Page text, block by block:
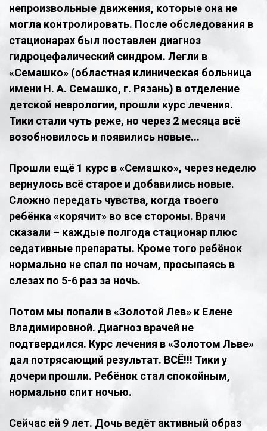
непроизвольные движения, которые она не
могла контролировать. После обследования в
стационарах был поставлен диагноз
гидроцефалический синдром. Легли в
«Семашко» (областная клиническая больница
имени Н. А. Семашко, г. Рязань) в отделение
детской неврологии, прошли курс лечения.
Тики стали чуть реже, но через 2 месяца всё
возобновилось и появились новые...
Прошли ещё 1 курс в «Семашко», через неделю
вернулось всё старое и добавились новые.
Сложно передать чувства, когда твоего
ребёнка «корячит» во все стороны. Врачи
сказали – каждые полгода стационар плюс
седативные препараты. Кроме того ребёнок
нормально не спал по ночам, просыпаясь в
слезах по 5-6 раз за ночь.
Потом мы попали в «Золотой Лев» к Елене
Владимировной. Диагноз врачей не
подтвердился. Курс лечения в «Золотом Льве»
дал потрясающий результат. ВСЁ!!! Тики у
дочери прошли. Ребёнок стал спокойным,
нормально спит ночью.
Сейчас ей 9 лет. Дочь ведёт активный образ